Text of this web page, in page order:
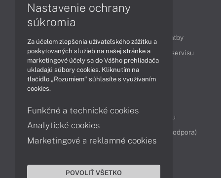
Ako nakupovať
Možnosti doručenia a platby
Podpora a servis
Servisné služby Cenník servisu
Kontakty
Reklamácia tovaru
Diagnostiky online
TeamViewer (vzdialená podpora)
Nastavenie ochrany
súkromia
Za účelom zlepšenia užívateľského zážitku a
poskytovaných služieb na našej stránke a
marketingové účely sa do Vášho prehliadača
ukladajú súbory cookies. Kliknutím na
tlačidlo „Rozumiem“ súhlasíte s využívaním
cookies.
Funkčné a technické cookies
Analytické cookies
Marketingové a reklamné cookies
POVOLIŤ VŠETKO